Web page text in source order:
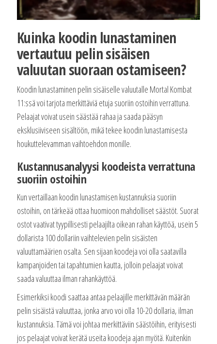
Kuinka koodin lunastaminen
vertautuu pelin sisäisen
valuutan suoraan ostamiseen?
Koodin lunastaminen pelin sisäiselle valuutalle Mortal Kombat
11:ssä voi tarjota merkittäviä etuja suoriin ostoihin verrattuna.
Pelaajat voivat usein säästää rahaa ja saada pääsyn
eksklusiiviseen sisältöön, mikä tekee koodin lunastamisesta
houkuttelevamman vaihtoehdon monille.
Kustannusanalyysi koodeista verrattuna
suoriin ostoihin
Kun vertaillaan koodin lunastamisen kustannuksia suoriin
ostoihin, on tärkeää ottaa huomioon mahdolliset säästöt. Suorat
ostot vaativat tyypillisesti pelaajilta oikean rahan käyttöä, usein 5
dollarista 100 dollariin vaihtelevien pelin sisäisten
valuuttamäärien osalta. Sen sijaan koodeja voi olla saatavilla
kampanjoiden tai tapahtumien kautta, jolloin pelaajat voivat
saada valuuttaa ilman rahankäyttöä.
Esimerkiksi koodi saattaa antaa pelaajille merkittävän määrän
pelin sisäistä valuuttaa, jonka arvo voi olla 10-20 dollaria, ilman
kustannuksia. Tämä voi johtaa merkittäviin säästöihin, erityisesti
jos pelaajat voivat kerätä useita koodeja ajan myötä. Kuitenkin